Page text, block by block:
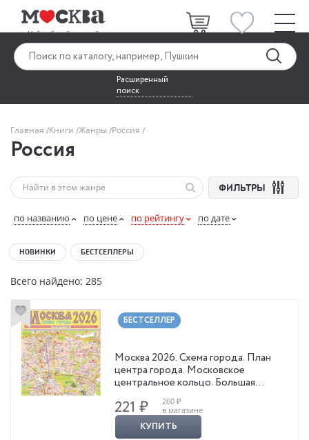
Расширенный
поиск
Главная Книги Жанры Россия
Россия
ФИЛЬТРЫ
по названию по цене по рейтингу по дате
НОВИНКИ БЕСТСЕЛЛЕРЫ
Всего найдено: 285
БЕСТСЕЛЛЕР
Москва 2026. Схема города. План
центра города. Московское
центральное кольцо. Большая
кольцевая линия
221 ₽
260 ₽
в магазине
КУПИТЬ